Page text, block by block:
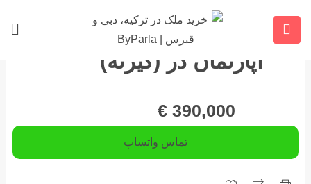
آپارتمان در (گیرنه)
390,000
€
تماس واتساپ